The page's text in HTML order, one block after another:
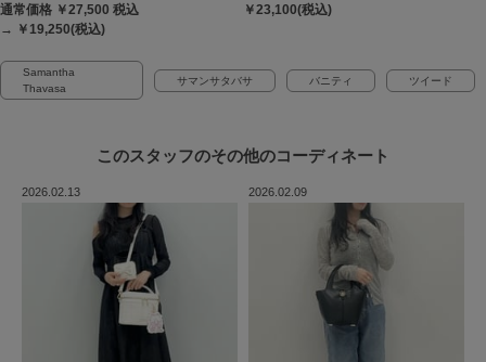
通常価格 ￥27,500 税込
→ ￥19,250(税込)
￥23,100(税込)
Samantha
Thavasa
サマンサタバサ バニティ ツイード
このスタッフのその他のコーディネート
2026.02.13 2026.02.09